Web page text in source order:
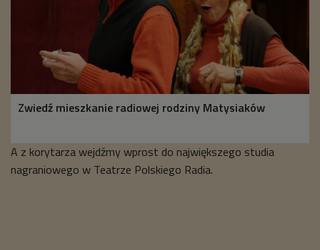
Zwiedź mieszkanie radiowej rodziny Matysiaków
A z korytarza wejdźmy wprost do największego studia
nagraniowego w Teatrze Polskiego Radia.